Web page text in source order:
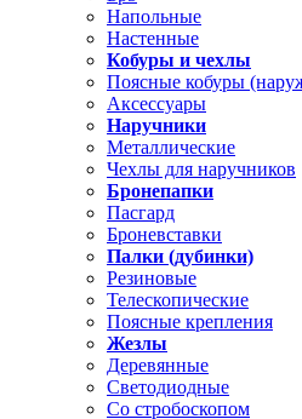
Напольные
Настенные
Кобуры и чехлы
Поясные кобуры
Аксессуары
Наручники
Металлические
Чехлы для наручников
Бронепапки
Пасгард
Броневставки
Палки (дубинки)
Резиновые
Телескопические
Поясные крепления
Жезлы
Деревянные
Светодиодные
Со стробоскопом